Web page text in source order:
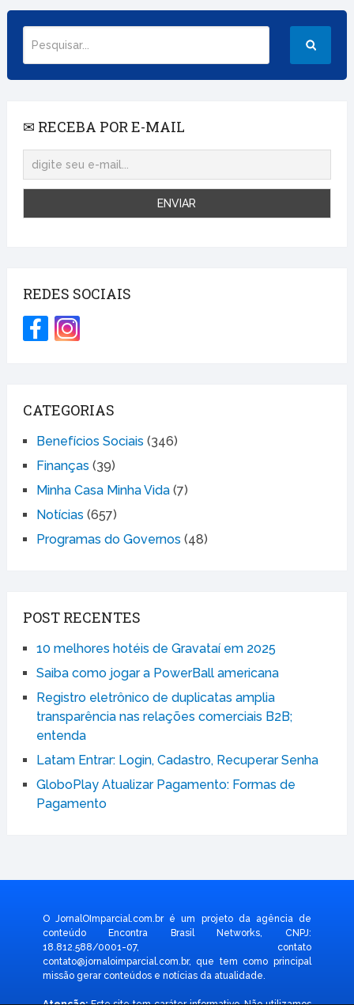
✉ RECEBA POR E-MAIL
REDES SOCIAIS
CATEGORIAS
Benefícios Sociais (346)
Finanças (39)
Minha Casa Minha Vida(7)
Notícias (657)
Programas do Governos (48)
POST RECENTES
10 melhores hotéis de Gravataí em 2025
Saiba como jogar a PowerBall americana
Registro eletrônico de duplicatas amplia
transparência nas relações comerciais B2B;
entenda
Latam Entrar: Login, Cadastro, Recuperar Senha
GloboPlay Atualizar Pagamento: Formas de
Pagamento
O JornalOImparcial.com.br é um projeto da agência de
conteúdo Encontra Brasil Networks, CNPJ:
18.812.588/0001-07, contato
contato@jornaloimparcial.com.br, que tem como principal
missão gerar conteúdos e notícias da atualidade.